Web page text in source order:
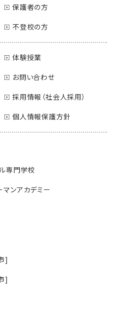
保護者の方
不登校の方
体験授業
お問い合わせ
採用情報（社会人採用）
個人情報保護方針
専門学校
マンアカデミー
]
]